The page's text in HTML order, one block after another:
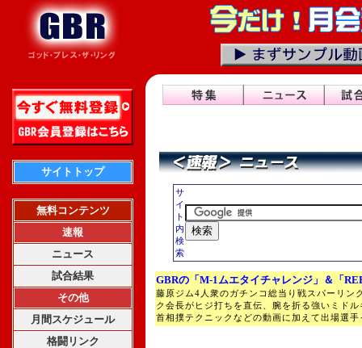
サイトトップ
無料コンテンツ
速報
ニュース
試合結果
その他
月間スケジュール
格闘リンク
サ
イ
ト
内
検
索
GBRの「M-1ムエタイチャレンジ」＆「
藤原ジム4人衆のガチンコ総当り戦スパーリン
ク会長がヒジ打ちを直伝、腕を折る強いミド
首相撲テクニックなどの動画に加えて出場選